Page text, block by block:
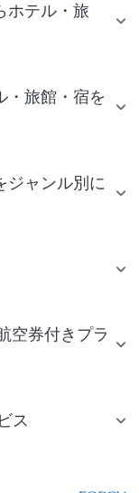
ホテル・旅
・旅館・宿を
ジャンル別に
空券付きプラ
ス